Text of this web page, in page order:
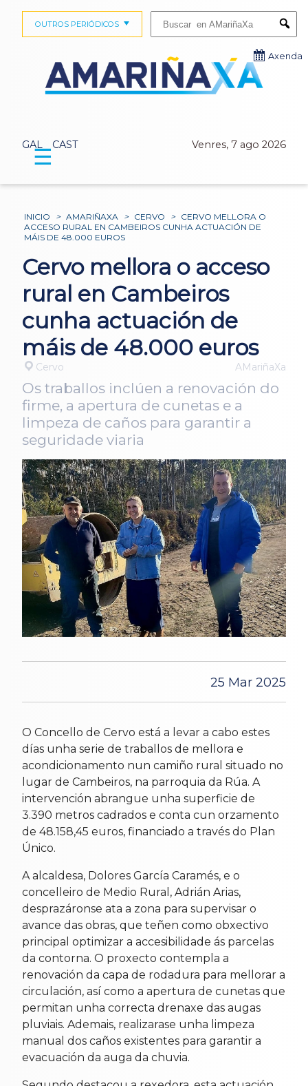
GAL CAST Venres, 7 ago 2026
OUTROS PERIÓDICOS
Axenda
☰
INICIO > AMARIÑAXA > CERVO > CERVO MELLORA O
ACCESO RURAL EN CAMBEIROS CUNHA ACTUACIÓN DE
MÁIS DE 48.000 EUROS
Cervo mellora o acceso
rural en Cambeiros
cunha actuación de
máis de 48.000 euros
Cervo AMariñaXa
Os traballos inclúen a renovación do
firme, a apertura de cunetas e a
limpeza de caños para garantir a
seguridade viaria
25 Mar 2025
O Concello de Cervo está a levar a cabo estes
días unha serie de traballos de mellora e
acondicionamento nun camiño rural situado no
lugar de Cambeiros, na parroquia da Rúa. A
intervención abrangue unha superficie de
3.390 metros cadrados e conta cun orzamento
de 48.158,45 euros, financiado a través do Plan
Único.
A alcaldesa, Dolores García Caramés, e o
concelleiro de Medio Rural, Adrián Arias,
desprazáronse ata a zona para supervisar o
avance das obras, que teñen como obxectivo
principal optimizar a accesibilidade ás parcelas
da contorna. O proxecto contempla a
renovación da capa de rodadura para mellorar a
circulación, así como a apertura de cunetas que
permitan unha correcta drenaxe das augas
pluviais. Ademais, realizarase unha limpeza
manual dos caños existentes para garantir a
evacuación da auga da chuvia.